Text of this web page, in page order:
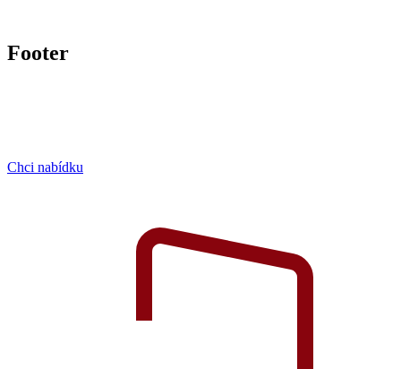
Footer
Chci nabídku